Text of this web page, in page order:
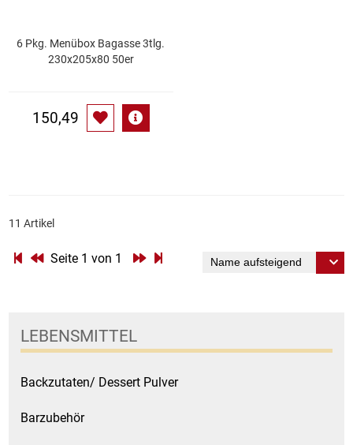
Porzellan
Reinigungshilfsmittel
Sauergemüse
LEBENSMITTEL
Backzutaten/ Dessert Pulver
Barzubehör
6 Pkg. Menübox Bagasse 3tlg.
230x205x80 50er
150,49
11 Artikel
Seite 1 von 1